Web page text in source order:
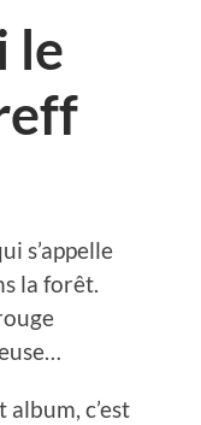
le
s’appelle
la forêt.
c’est